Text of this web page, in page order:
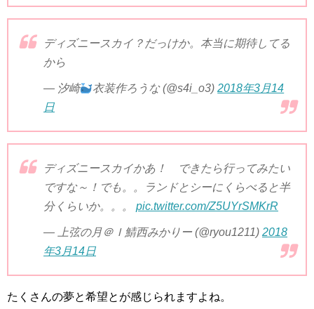
ディズニースカイ？だっけか。本当に期待してる
から
— 汐崎 衣装作ろうな (@s4i_o3)2018年3月14
日
ディズニースカイかあ！ できたら行ってみたい
ですな～！でも。。ランドとシーにくらべると半
分くらいか。。。 pic.twitter.com/Z5UYrSMKrR
— 上弦の月＠Ｉ鯖西みかりー (@ryou1211) 2018
年3月14日
たくさんの夢と希望とが感じられますよね。